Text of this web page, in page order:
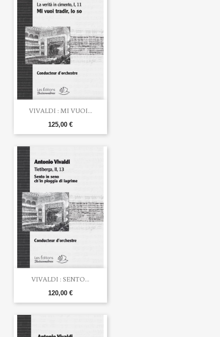
VIVALDI : MI VUOI...
125,00 €
VIVALDI : SENTO...
120,00 €